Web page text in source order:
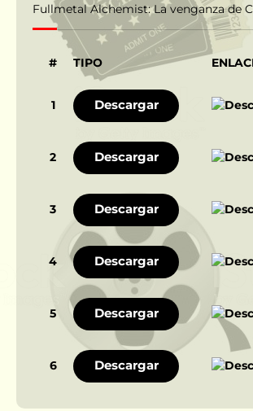
Fullmetal Alchemist: La venganza de
# TIPO
1 Descargar
2 Descargar
3 Descargar
4 Descargar
5 Descargar
6 Descargar